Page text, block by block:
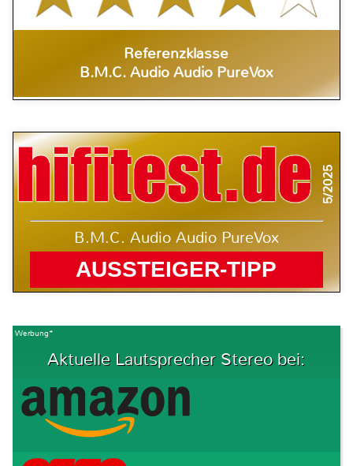
Referenzklasse
B.M.C. Audio Audio PureVox
5/2025
B.M.C. Audio Audio PureVox
AUSSTEIGER-TIPP
Werbung*
Aktuelle Lautsprecher Stereo bei: